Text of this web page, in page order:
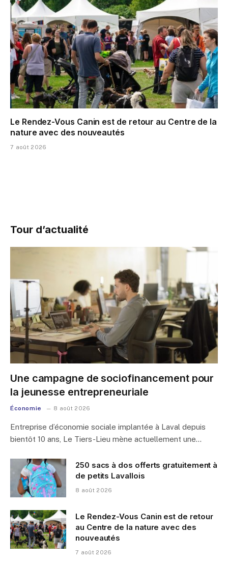
Le Rendez-Vous Canin est de retour au Centre de la
nature avec des nouveautés
7 août 2026
Tour d’actualité
Une campagne de sociofinancement pour
la jeunesse entrepreneuriale
Économie 8 août 2026
Entreprise d’économie sociale implantée à Laval depuis
bientôt 10 ans, Le Tiers-Lieu mène actuellement une…
250 sacs à dos offerts gratuitement à
de petits Lavallois
8 août 2026
Le Rendez-Vous Canin est de retour
au Centre de la nature avec des
nouveautés
7 août 2026